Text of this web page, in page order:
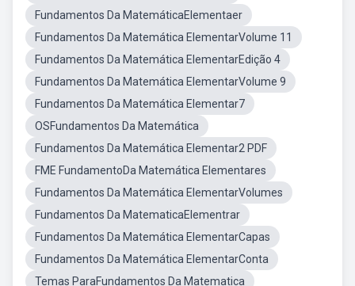
Fundamentos Da MatemáticaElementaer
Fundamentos Da Matemática ElementarVolume 11
Fundamentos Da Matemática ElementarEdição 4
Fundamentos Da Matemática ElementarVolume 9
Fundamentos Da Matemática Elementar7
OSFundamentos Da Matemática
Fundamentos Da Matemática Elementar2 PDF
FME FundamentoDa Matemática Elementares
Fundamentos Da Matemática ElementarVolumes
Fundamentos Da MatematicaElementrar
Fundamentos Da Matemática ElementarCapas
Fundamentos Da Matemática ElementarConta
Temas ParaFundamentos Da Matematica